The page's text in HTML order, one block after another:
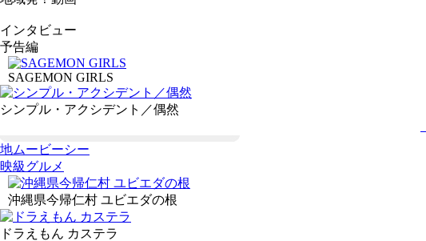
インタビュー
予告編
SAGEMON GIRLS
シンプル・アクシデント／偶然
地ムービーシー
映級グルメ
沖縄県今帰仁村 ユビエダの根
ドラえもん カステラ